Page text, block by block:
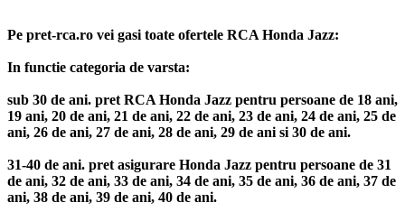
Pe pret-rca.ro vei gasi toate ofertele RCA Honda Jazz:
In functie categoria de varsta:
sub 30 de ani. pret RCA Honda Jazz pentru persoane de 18 ani,
19 ani, 20 de ani, 21 de ani, 22 de ani, 23 de ani, 24 de ani, 25 de
ani, 26 de ani, 27 de ani, 28 de ani, 29 de ani si 30 de ani.
31-40 de ani. pret asigurare Honda Jazz pentru persoane de 31
de ani, 32 de ani, 33 de ani, 34 de ani, 35 de ani, 36 de ani, 37 de
ani, 38 de ani, 39 de ani, 40 de ani.